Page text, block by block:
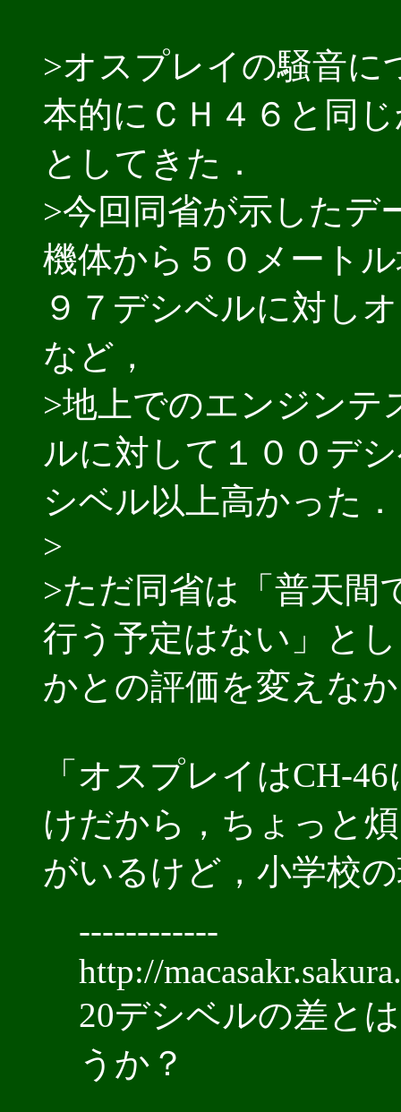
>オスプレイの騒音に
本的にＣＨ４６と同
としてきた．
>今回同省が示したデ
機体から５０メート
９７デシベルに対し
など，
>地上でのエンジンテ
ルに対して１００デ
シベル以上高かった．
>
>ただ同省は「普天間
行う予定はない」と
かとの評価を変えな
「オスプレイはCH-
けだから，ちょっと
がいるけど，小学校
------------
http://
20デシベルの差と
うか？